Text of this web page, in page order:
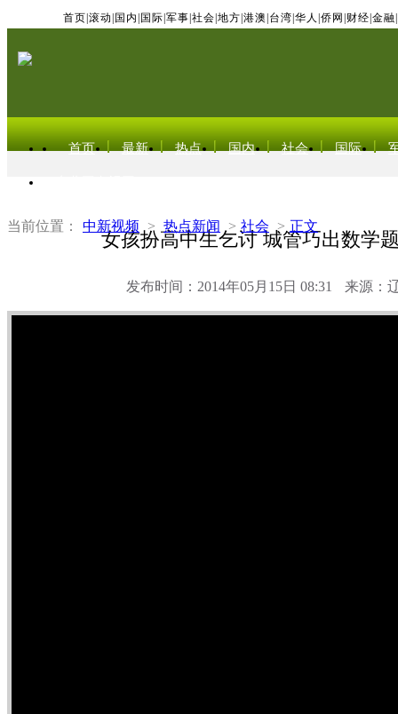
首页 滚动 国内 国际 军事 社会 地方 港澳 台湾 华人 侨网 财经 金融
首页 最新 热点 国内 社会 国际
当前位置： 中新视频 > 热点新闻 > 社会 > 正文
女孩扮高中生乞讨 城管巧出数学
发布时间：2014年05月15日 08:31 来源：